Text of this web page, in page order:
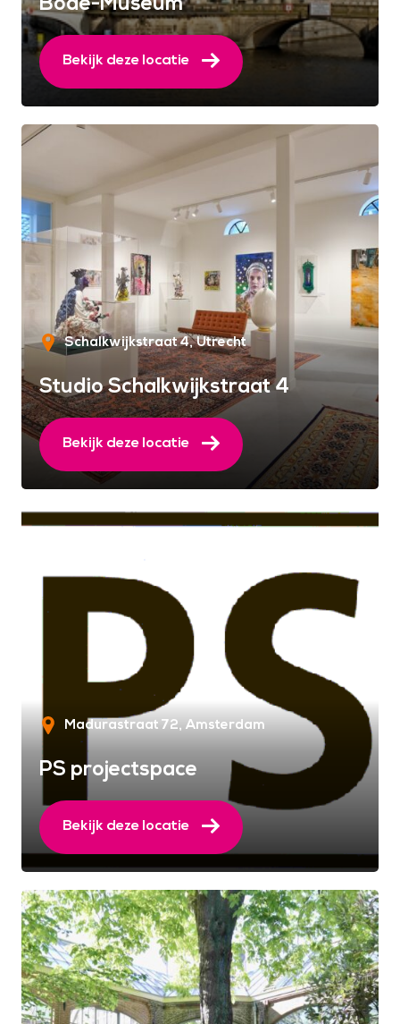
Bekijk deze locatie
Schalkwijkstraat 4 Utrecht
Studio Schalkwijkstraat 4
Bekijk deze locatie
Madurastraat 72 Amsterdam
PS projectspace
Bekijk deze locatie